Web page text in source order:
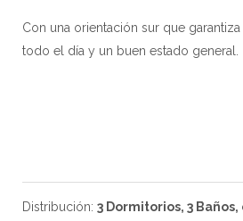
Con una orientación sur que
todo el día y un buen estado general.
Distribución: 3 Dormitorios, 3